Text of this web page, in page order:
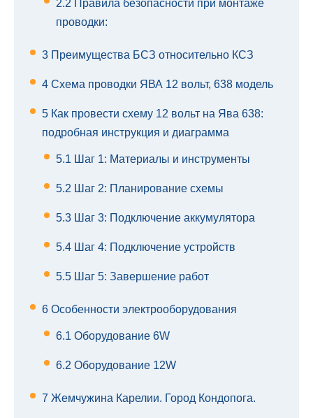
2.2 Правила безопасности при монтаже
проводки:
3 Преимущества БСЗ относительно КСЗ
4 Схема проводки ЯВА 12 вольт, 638 модель
5 Как провести схему 12 вольт на Ява 638:
подробная инструкция и диаграмма
5.1 Шаг 1: Материалы и инструменты
5.2 Шаг 2: Планирование схемы
5.3 Шаг 3: Подключение аккумулятора
5.4 Шаг 4: Подключение устройств
5.5 Шаг 5: Завершение работ
6 Особенности электрооборудования
6.1 Оборудование 6W
6.2 Оборудование 12W
7 Жемчужина Карелии. Город Кондопога.